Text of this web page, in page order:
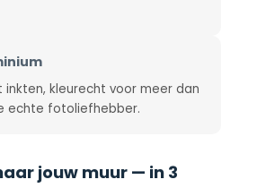
kleurecht voor meer dan
echte fotoliefhebber.
jouw muur — in 3